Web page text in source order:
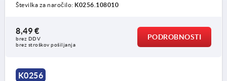
Številka za naročilo: K0256.108010
8,49 €
brez DDV
brez stroškov pošiljanja
PODROBNOSTI
K0256